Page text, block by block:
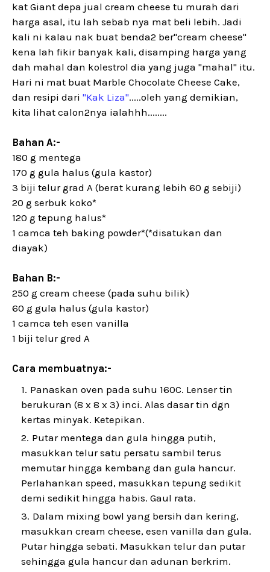
kat Giant depa jual cream cheese tu murah dari
harga asal, itu lah sebab nya mat beli lebih. Jadi
kali ni kalau nak buat benda2 ber"cream cheese"
kena lah fikir banyak kali, disamping harga yang
dah mahal dan kolestrol dia yang juga "mahal" itu.
Hari ni mat buat Marble Chocolate Cheese Cake,
dan resipi dari "Kak Liza".....oleh yang demikian,
kita lihat calon2nya ialahhh........
Bahan A:-
180 g mentega
170 g gula halus (gula kastor)
3 biji telur grad A (berat kurang lebih 60 g sebiji)
20 g serbuk koko*
120 g tepung halus*
1 camca teh baking powder*(*disatukan dan
diayak)
Bahan B:-
250 g cream cheese (pada suhu bilik)
60 g gula halus (gula kastor)
1 camca teh esen vanilla
1 biji telur gred A
Cara membuatnya:-
Panaskan oven pada suhu 160C. Lenser tin
berukuran (8 x 8 x 3) inci. Alas dasar tin dgn
kertas minyak. Ketepikan.
Putar mentega dan gula hingga putih,
masukkan telur satu persatu sambil terus
memutar hingga kembang dan gula hancur.
Perlahankan speed, masukkan tepung sedikit
demi sedikit hingga habis. Gaul rata.
Dalam mixing bowl yang bersih dan kering,
masukkan cream cheese, esen vanilla dan gula.
Putar hingga sebati. Masukkan telur dan putar
sehingga gula hancur dan adunan berkrim.